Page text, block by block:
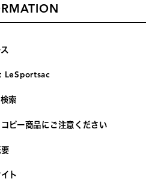
LeSportsac
索
ピー商品にご注意ください
ト